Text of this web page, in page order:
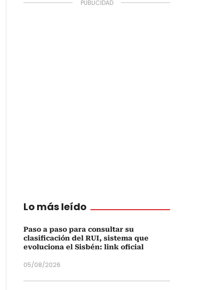
Lo más leído
Paso a paso para consultar su
clasificación del RUI, sistema que
evoluciona el Sisbén: link oficial
05/08/2026